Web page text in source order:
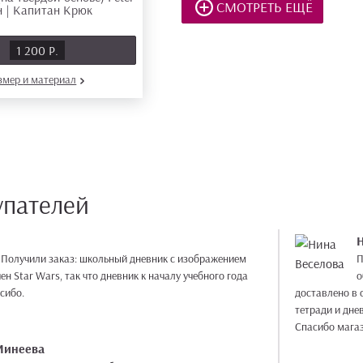
1 200 Р.
и материал
СМОТРЕТЬ ЕЩЁ
заказ: школьный дневник с изображением
Star Wars, так что дневник к началу учебного года
доставлено в
тетради и
Спасибо